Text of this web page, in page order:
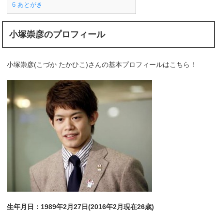
6 あとがき
小塚崇彦のプロフィール
小塚崇彦(こづか たかひこ)さんの基本プロフィールはこちら！
生年月日：1989年2月27日(2016年2月現在26歳)